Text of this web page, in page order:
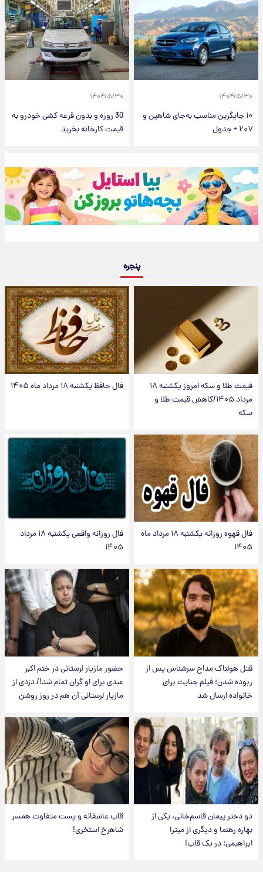
مناسب به‌جای شاهین و
30 روزه و بدون قرعه کشی خودرو به
قیمت کارخانه بخرید
قیمت طلا و سکه امروز یکشنبه ۱۸
مرداد ۱۴۰۵/کاهش قیمت طلا و
فال حافظ یکشنبه ۱۸ مرداد ماه ۱۴۰۵
فال قهوه روزانه یکشنبه ۱۸ مرداد ماه
فال روزانه واقعی یکشنبه ۱۸ مرداد
مداح سرشناس پس از
فیلم جنایت برای
شد
حضور مازیار لرستانی در ختم اکبر
عبدی برای او گران تمام شد!/ دزدی از
مازیار لرستانی آن هم در روز روشن
قاسم‌خانی، یکی از
و دیگری از میترا
در یک قاب!
قاب عاشقانه و پست متفاوت همسر
شاهرخ استخری!